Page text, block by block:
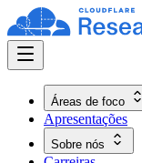
Áreas de foco
Apresentações
Sobre nós